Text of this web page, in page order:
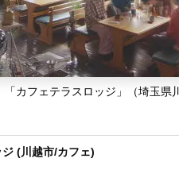
カフェテラスロッジ」（埼玉県
(川越市/カフェ)